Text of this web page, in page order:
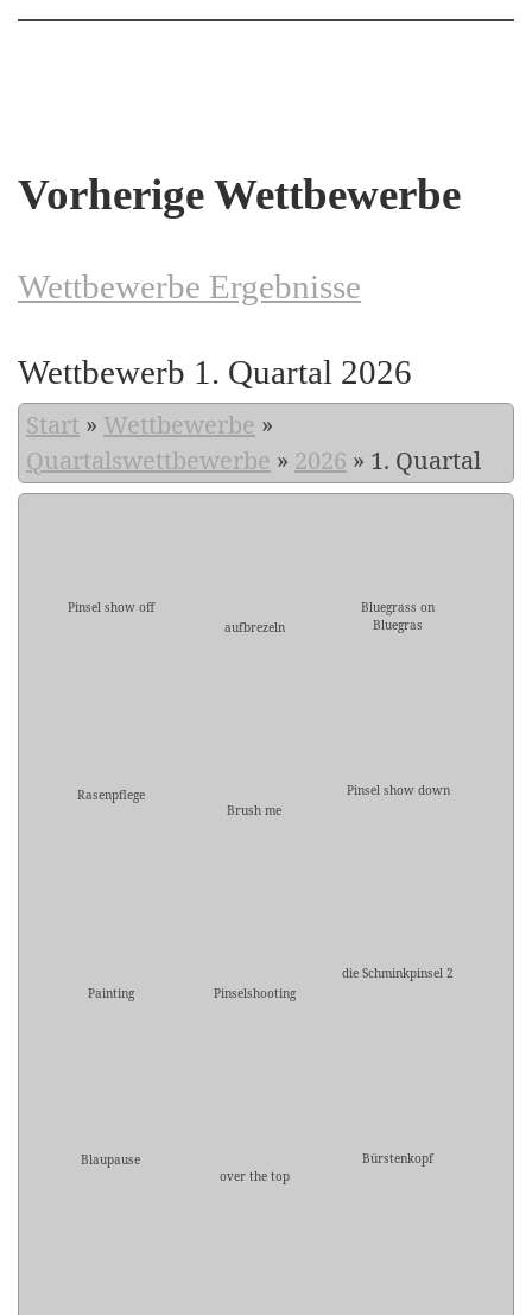
Vorherige Wettbewerbe
Wettbewerbe Ergebnisse
Wettbewerb 1. Quartal 2026
Start » Wettbewerbe »
Quartalswettbewerbe » 2026 » 1. Quartal
Pinsel show off
aufbrezeln
Bluegrass on
Bluegras
Rasenpflege
Brush me
Pinsel show down
Painting Pinselshooting
die Schminkpinsel 2
Blaupause
over the top
Bürstenkopf